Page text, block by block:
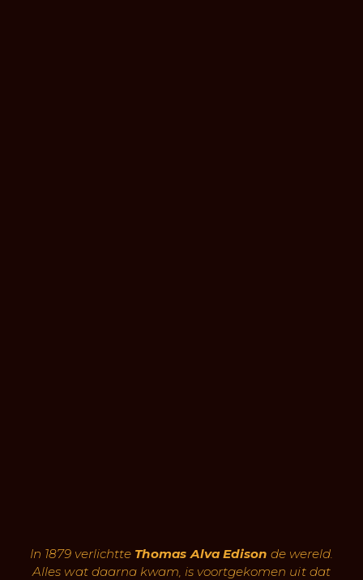
In 1879 verlichtte Thomas Alva Edison de wereld.
Alles wat daarna kwam, is voortgekomen uit dat